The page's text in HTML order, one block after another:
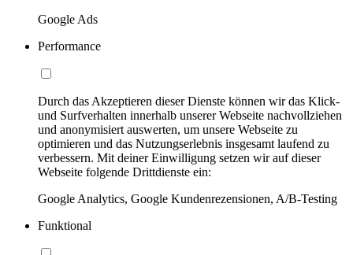
Google Ads
Performance
Durch das Akzeptieren dieser Dienste können wir das Klick-
und Surfverhalten innerhalb unserer Webseite nachvollziehen
und anonymisiert auswerten, um unsere Webseite zu
optimieren und das Nutzungserlebnis insgesamt laufend zu
verbessern. Mit deiner Einwilligung setzen wir auf dieser
Webseite folgende Drittdienste ein:
Google Analytics, Google Kundenrezensionen, A/B-Testing
Funktional